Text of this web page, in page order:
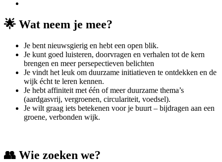
🌟 Wat neem je mee?
Je bent nieuwsgierig en hebt een open blik.
Je kunt goed luisteren, doorvragen en verhalen tot de kern
brengen en meer persepectieven belichten
Je vindt het leuk om duurzame initiatieven te ontdekken en de
wijk écht te leren kennen.
Je hebt affiniteit met één of meer duurzame thema’s
(aardgasvrij, vergroenen, circulariteit, voedsel).
Je wilt graag iets betekenen voor je buurt – bijdragen aan een
groene, verbonden wijk.
👥 Wie zoeken we?